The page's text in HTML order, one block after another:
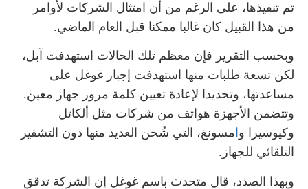
تم تنفيذها، على الرغم من أن امتثال الشركات لأوامر
من هذا القبيل كان غالبا ممكنا قبل العام الماضي.
وبحسب التقرير فإن معظم تلك الحالات استهدفت آبل،
لكن تسعة طلبات منها استهدفت إجبار غوغل على
مساعدتها، وتحديدا لإعادة تعيين كلمة مرور جهاز معين.
وتتضمن الأجهزة هواتف من شركات مثل ألكاتل
وكيوسيرا و مسونغ، التي شُحن العديد منها دون التشفير
التلقائي للجهاز.
وبهذا الصدد، قال متحدث باسم غوغل إن الشركة تدقق